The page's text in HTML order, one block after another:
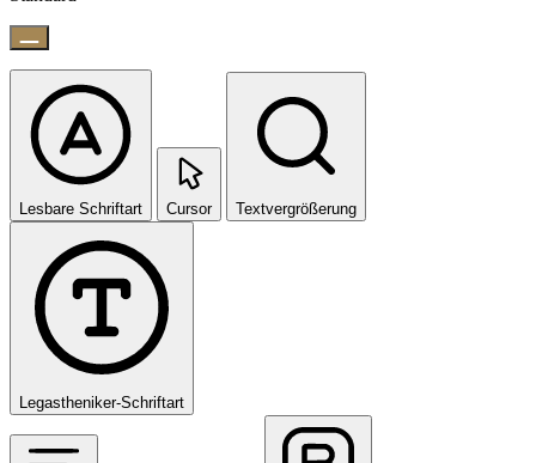
Lesbare Schriftart Cursor Textvergrößerung
Legastheniker-Schriftart